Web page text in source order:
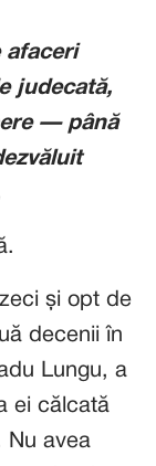
afaceri
judecată,
— până
și opt de
decenii în
Lungu, a
ei călcată
Nu avea